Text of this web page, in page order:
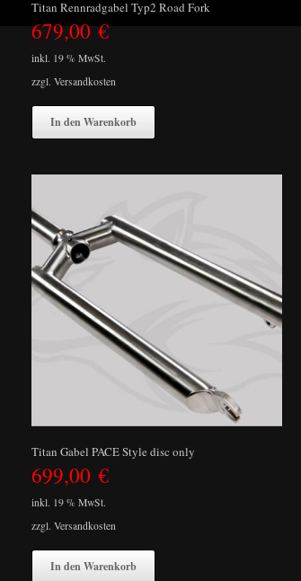
Titan Rennradgabel Typ2 Road Fork
679,00 €
inkl. 19 % MwSt.
zzgl. Versandkosten
In den Warenkorb
Titan Gabel PACE Style disc only
699,00 €
inkl. 19 % MwSt.
zzgl. Versandkosten
In den Warenkorb